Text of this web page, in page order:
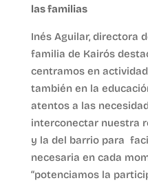
las familias
Inés Aguilar, directora
familia de Kairós
centramos en
también en la
atentos a las
interconectar nuestra
y la del barrio para
necesaria en cada
“potenciamos la